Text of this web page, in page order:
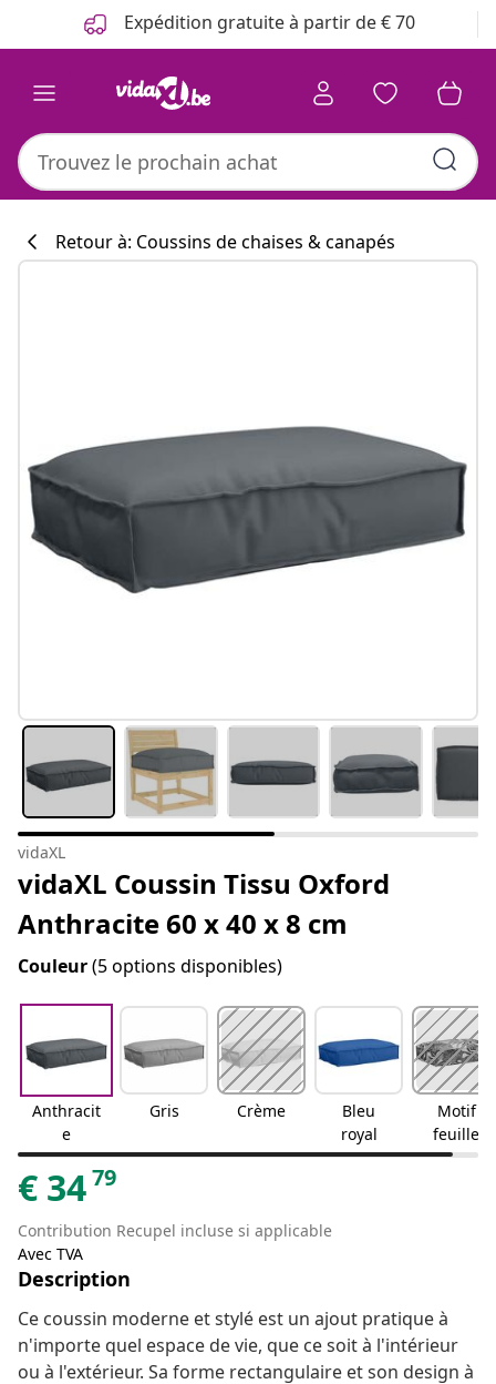
Expédition gratuite à partir de € 70
Retour à: Coussins de chaises & canapés
vidaXL
vidaXL Coussin Tissu Oxford
Anthracite 60 x 40 x 8 cm
Couleur(5 options disponibles)
Anthracit
e
Gris Crème
Bleu
royal
Motif
feuille
€ 3479
Contribution Recupel incluse si applicable
Avec TVA
Description
Ce coussin moderne et stylé est un ajout pratique à
n'importe quel espace de vie, que ce soit à l'intérieur
ou à l'extérieur. Sa forme rectangulaire et son design à